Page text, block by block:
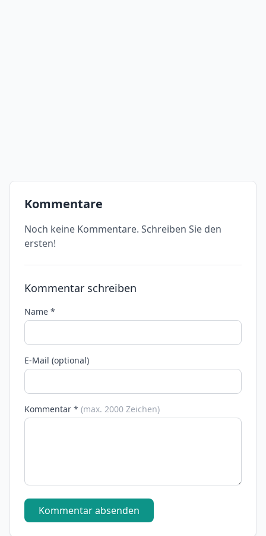
Kommentare
Noch keine Kommentare. Schreiben Sie den
ersten!
Kommentar schreiben
Name *
E-Mail (optional)
Kommentar * (max. 2000 Zeichen)
Kommentar absenden